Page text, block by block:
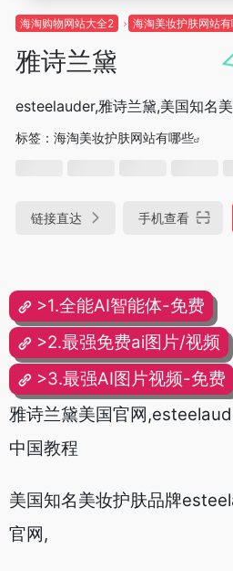
海淘购物网站大全2 海淘美妆护肤网站
雅诗兰黛
esteelauder,雅诗兰黛,美国知名
标签： 海淘美妆护肤网站有哪些
链接直达 手机查看
>1.全能AI智能体-免费
>2.最强免费ai图片/视频
>3.最强AI图片视频-免费
雅诗兰黛美国官网
中国教程
美国知名美妆护肤品牌
官网,